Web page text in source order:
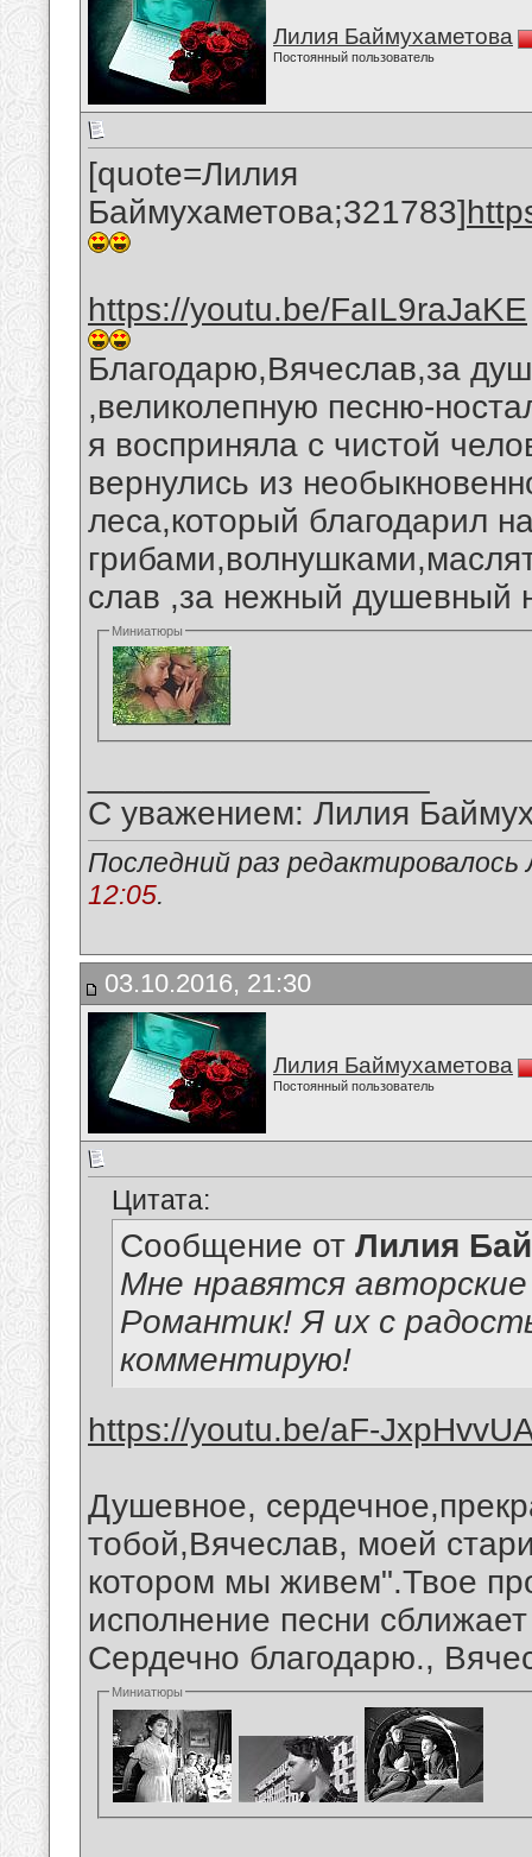
Лилия Баймухаметова
Постоянный пользователь
[quote=Лилия
Баймухаметова;321783]
https://youtu.be/FaIL9raJaKE
Благодарю,Вячеслав,за
,великолепную песню-
я восприняла с чистой
вернулись из
леса,который благодарил
слав ,за нежный душевный
Миниатюры
С уважением: Лилия
Последний раз
12:05.
03.10.2016, 21:30
Лилия Баймухаметова
Постоянный пользователь
Цитата:
Сообщение от Лилия
Мне нравятся
Романтик! Я их с
комментирую!
https://youtu.be/aF-
Душевное,
тобой,Вячеслав, моей
котором мы живем".Твое
исполнение песни
Сердечно благодарю.,
Миниатюры